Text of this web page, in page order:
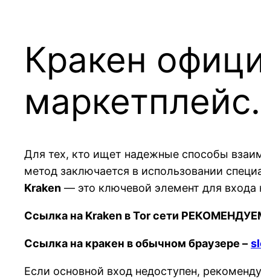
Кракен
Для тех, кто ищет надежные способы
метод заключается в использовании
Kraken — это ключевой элемент для входа
Ссылка на Kraken в Tor сети
Ссылка на кракен в обычном браузере –
Если основной вход недоступен,